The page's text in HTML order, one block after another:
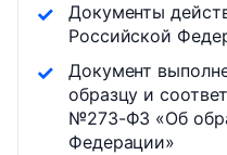
Документы
Российской
Документ
образцу и
№273-ФЗ «Об
Федерации»